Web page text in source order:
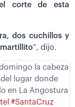
corte de esta
dos cuchillos y
”, dijo.
la cabeza
lugar donde
en La Angostura
#SantaCruz